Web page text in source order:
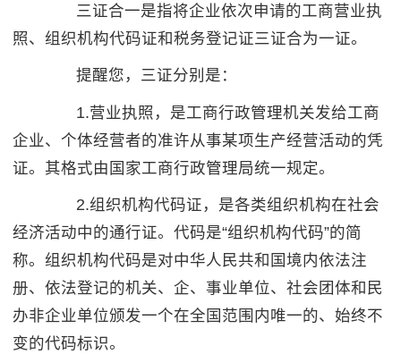
三证合一是指将企业依次申请的工商营业执
照、组织机构代码证和税务登记证三证合为一证。
提醒您，三证分别是：
1.营业执照，是工商行政管理机关发给工商
企业、个体经营者的准许从事某项生产经营活动的凭
证。其格式由国家工商行政管理局统一规定。
2.组织机构代码证，是各类组织机构在社会
经济活动中的通行证。代码是“组织机构代码”的简
称。组织机构代码是对中华人民共和国境内依法注
册、依法登记的机关、企、事业单位、社会团体和民
办非企业单位颁发一个在全国范围内唯一的、始终不
变的代码标识。